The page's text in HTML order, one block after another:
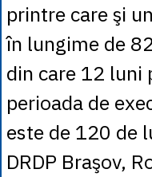
printre care şi
în lungime de
din care 12 luni
perioada de
este de 120 de
DRDP Braşov,